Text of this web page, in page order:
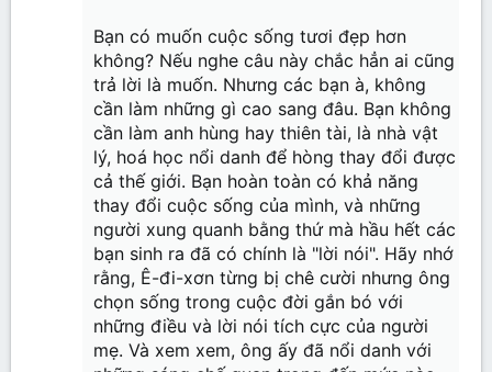
Bạn có muốn cuộc sống tươi đẹp hơn
không? Nếu nghe câu này chắc hẳn ai cũng
trả lời là muốn. Nhưng các bạn à, không
cần làm những gì cao sang đâu. Bạn không
cần làm anh hùng hay thiên tài, là nhà vật
lý, hoá học nổi danh để hòng thay đổi được
cả thế giới. Bạn hoàn toàn có khả năng
thay đổi cuộc sống của mình, và những
người xung quanh bằng thứ mà hầu hết các
bạn sinh ra đã có chính là "lời nói". Hãy nhớ
rằng, Ê-đi-xơn từng bị chê cười nhưng ông
chọn sống trong cuộc đời gắn bó với
những điều và lời nói tích cực của người
mẹ. Và xem xem, ông ấy đã nổi danh với